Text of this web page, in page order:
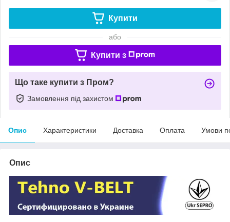
Купити
або
Купити з
Що таке купити з Пром?
Замовлення під захистом
Опис Характеристики Доставка Оплата Умови
Опис